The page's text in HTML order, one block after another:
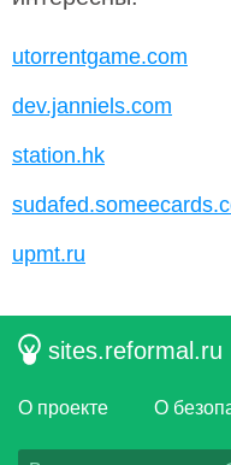
utorrentgame.com
dev.janniels.com
station.hk
upmt.ru
sites.reformal.ru
О проекте О